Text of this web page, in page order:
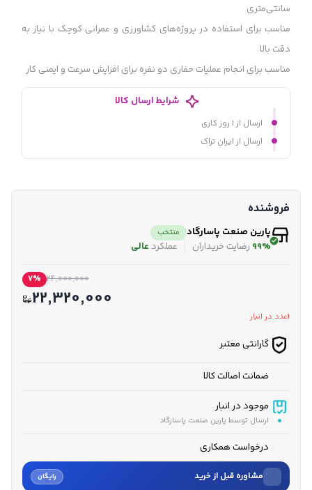
سانتی‌متری
مناسب برای استفاده در پروژه‌های کشاورزی و عمرانی کوچک با نیاز به
دقت بالا
مناسب برای انجام عملیات حفاری دو نفره برای افزایش سرعت و ایمنی کار
شرایط ارسال کالا
ارسال از ۱ روز کاری
ارسال از ایران تراک
فروشنده
پارین صنعت پاسارگاد منتخب
99% رضایت خریداران عملکرد عالی
24,000,000
7%
22,320,000
1عدد در انبار
گارانتی معتبر
ضمانت اصالت کالا
موجود در انبار
ارسال توسط پارین صنعت پاسارگاد
درخواست همکاری
مشاوره قبل از خرید رایگان